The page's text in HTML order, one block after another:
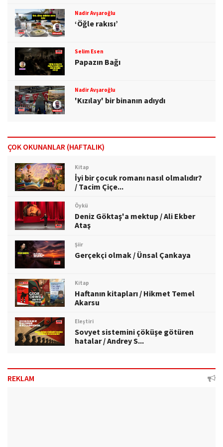
Nadir Avşaroğlu
‘Öğle rakısı’
Selim Esen
Papazın Bağı
Nadir Avşaroğlu
'Kızılay' bir binanın adıydı
ÇOK OKUNANLAR (HAFTALIK)
Kitap
İyi bir çocuk romanı nasıl olmalıdır?
/ Tacim Çiçe...
Öykü
Deniz Göktaş'a mektup / Ali Ekber
Ataş
Şiir
Gerçekçi olmak / Ünsal Çankaya
Kitap
Haftanın kitapları / Hikmet Temel
Akarsu
Eleştiri
Sovyet sistemini çöküşe götüren
hatalar / Andrey S...
REKLAM